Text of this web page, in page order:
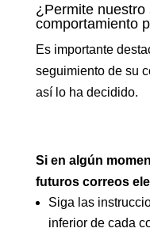
¿Permite
comportamiento
Es importante
seguimiento de su
así lo ha decidido.
Si en algún
futuros correos
Siga las
inferior de cada